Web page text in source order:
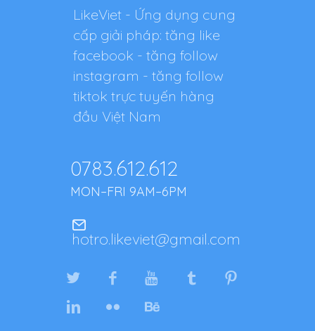
LikeViet - Ứng dụng cung
cấp giải pháp: tăng like
facebook - tăng follow
instagram - tăng follow
tiktok trực tuyến hàng
đầu Việt Nam
0783.612.612
MON–FRI 9AM–6PM
hotro.likeviet@gmail.com